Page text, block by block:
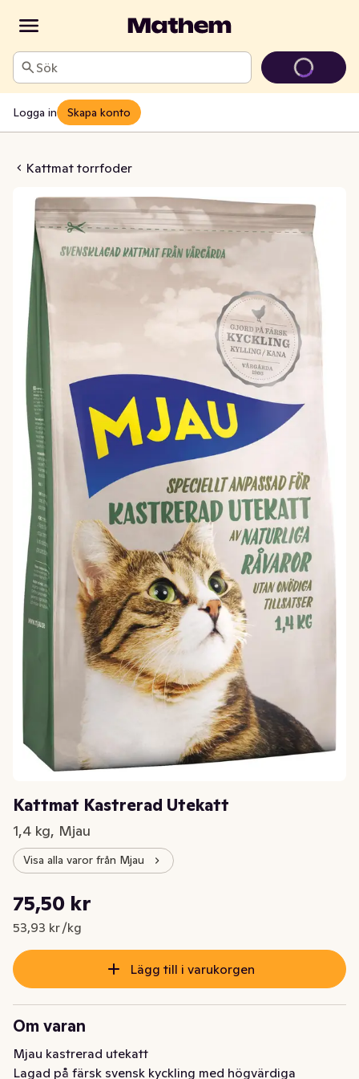
Sök
Logga in Skapa konto
Kattmat torrfoder
Utekatt
Kattmat Kastrerad Utekatt
1,4 kg, Mjau
Visa alla varor från Mjau
Nuvarande pris är: 75,50 kr
75,50 kr
53,93 kr /kg
Styckpris: 53,93 kr /kg
Lägg till i varukorgen
Om varan
Mjau kastrerad utekatt
Lagad på färsk svensk kyckling med högvärdiga